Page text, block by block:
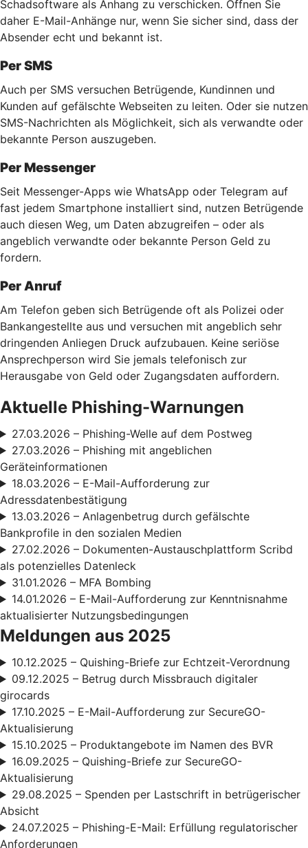
Schadsoftware als Anhang zu verschicken. Öffnen Sie
daher E-Mail-Anhänge nur, wenn Sie sicher sind, dass der
Absender echt und bekannt ist.
Per SMS
Auch per SMS versuchen Betrügende, Kundinnen und
Kunden auf gefälschte Webseiten zu leiten. Oder sie nutzen
SMS-Nachrichten als Möglichkeit, sich als verwandte oder
bekannte Person auszugeben.
Per Messenger
Seit Messenger-Apps wie WhatsApp oder Telegram auf
fast jedem Smartphone installiert sind, nutzen Betrügende
auch diesen Weg, um Daten abzugreifen – oder als
angeblich verwandte oder bekannte Person Geld zu
fordern.
Per Anruf
Am Telefon geben sich Betrügende oft als Polizei oder
Bankangestellte aus und versuchen mit angeblich sehr
dringenden Anliegen Druck aufzubauen. Keine seriöse
Ansprechperson wird Sie jemals telefonisch zur
Herausgabe von Geld oder Zugangsdaten auffordern.
Aktuelle Phishing-Warnungen
27.03.2026 – Phishing-Welle auf dem Postweg
27.03.2026 – Phishing mit angeblichen
Geräteinformationen
18.03.2026 – E-Mail-Aufforderung zur
Adressdatenbestätigung
13.03.2026 – Anlagenbetrug durch gefälschte
Bankprofile in den sozialen Medien
27.02.2026 – Dokumenten-Austauschplattform Scribd
als potenzielles Datenleck
31.01.2026 – MFA Bombing
14.01.2026 – E-Mail-Aufforderung zur Kenntnisnahme
aktualisierter Nutzungsbedingungen
Meldungen aus 2025
10.12.2025 – Quishing-Briefe zur Echtzeit-Verordnung
09.12.2025 – Betrug durch Missbrauch digitaler
girocards
17.10.2025 – E-Mail-Aufforderung zur SecureGO-
Aktualisierung
15.10.2025 – Produktangebote im Namen des BVR
16.09.2025 – Quishing-Briefe zur SecureGO-
Aktualisierung
29.08.2025 – Spenden per Lastschrift in betrügerischer
Absicht
24.07.2025 – Phishing-E-Mail: Erfüllung regulatorischer
Anforderungen